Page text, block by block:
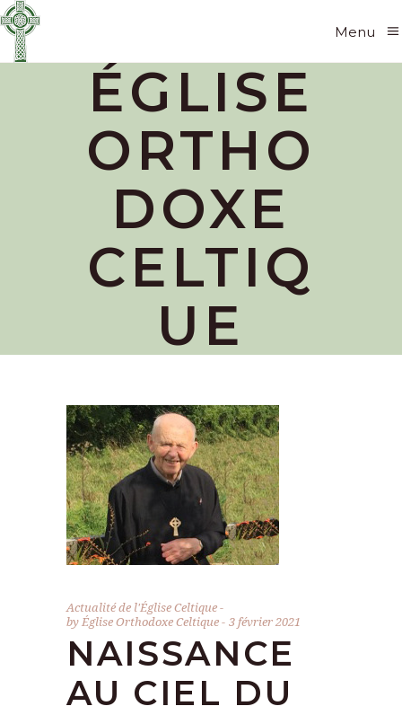
Menu
ÉGLISE
ORTHO
DOXE
CELTIQ
UE
Actualité de l'Église Celtique
byÉglise Orthodoxe Celtique 3 février 2021
NAISSANCE
AU CIEL DU